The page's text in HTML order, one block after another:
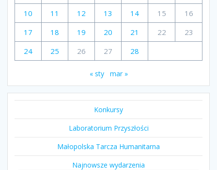
10
11 12 13 14 15
16
17
18 19 20 21 22
23
24
25 26 27 28
« sty mar »
Konkursy
Laboratorium Przyszłości
Małopolska Tarcza Humanitarna
Najnowsze wydarzenia